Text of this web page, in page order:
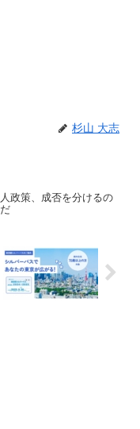
杉山 大志
政策、成否を分けるの